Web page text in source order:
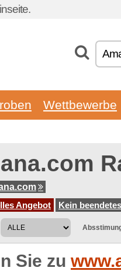
Wettbewerbe
Angebot
Kein
Sie zu